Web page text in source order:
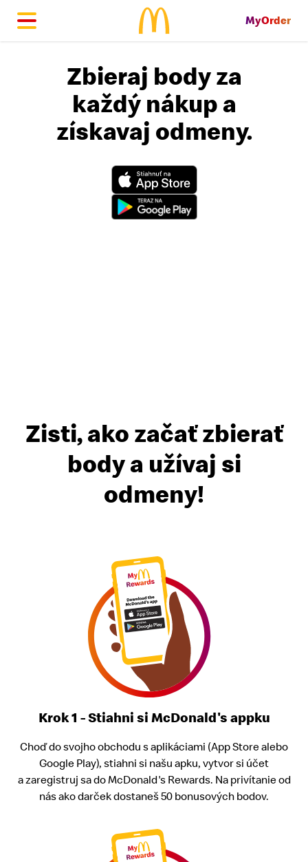
MyOrder
Zbieraj body za
každý nákup a
získavaj odmeny.
Zisti, ako začať zbierať
body a užívaj si
odmeny!
Krok 1 - Stiahni si McDonald's appku
Choď do svojho obchodu s aplikáciami (App Store alebo
Google Play), stiahni si našu apku, vytvor si účet
a zaregistruj sa do McDonald's Rewards. Na privítanie od
nás ako darček dostaneš 50 bonusových bodov.